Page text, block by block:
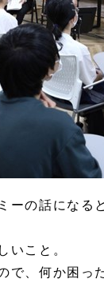
ーの話にな
いこと。
で、何か困っ